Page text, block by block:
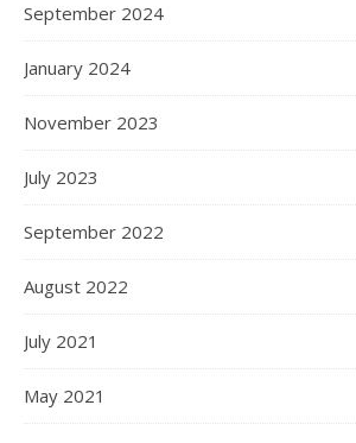
September 2024
January 2024
November 2023
July 2023
September 2022
August 2022
July 2021
May 2021